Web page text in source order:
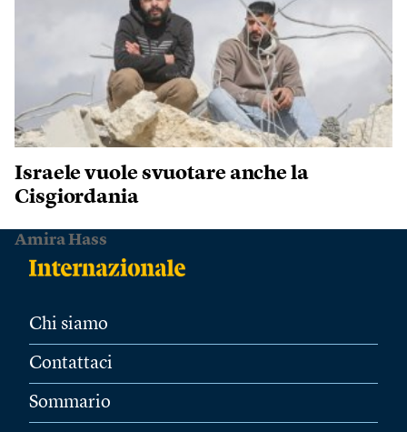
Israele vuole svuotare anche la
Cisgiordania
Amira Hass
Chi siamo
Contattaci
Sommario